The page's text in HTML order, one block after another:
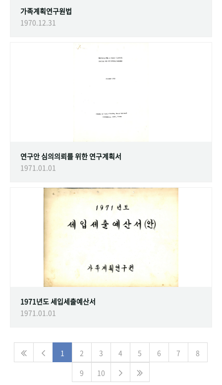
가족계획연구원법
1970.12.31
연구안 심의의뢰를 위한 연구계획서
1971.01.01
1971년도 세입세출예산서
1971.01.01
1 2 3 4 5 6 7
8
9
10